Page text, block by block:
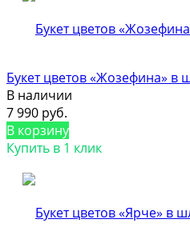
Букет цветов «Жозефина» в
В наличии
7 990 руб.
В корзину
Купить в 1 клик